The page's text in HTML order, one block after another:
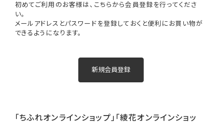
初めてご利用のお客様は、こちらから会員登録を行ってくださ
い。
メールアドレスとパスワードを登録しておくと便利にお買い物が
できるようになります。
「ちふれオンラインショップ」「綾花オンラインショッ